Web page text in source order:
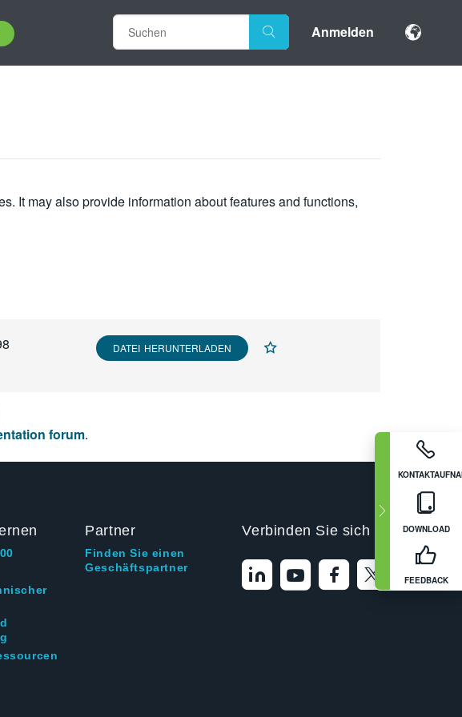
Anmelden
DOWNLOAD
FEEDBACK
It may also provide information about features and functions,
DATEI HERUNTERLADEN
forum.
Partner
Finden Sie einen
Geschäftspartner
Verbinden Sie sich mit uns